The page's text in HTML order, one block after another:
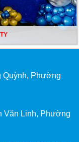
Quỳnh, Phường
Văn Linh, Phường